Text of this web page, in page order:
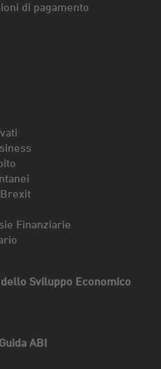
di pagamento
Finanziarie
Sviluppo Economico
ABI